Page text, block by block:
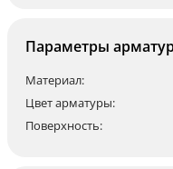
Параметры
Материал:
Цвет арматуры:
Поверхность: